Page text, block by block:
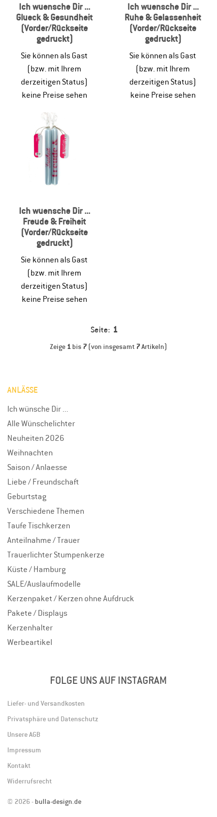
Ich wuensche Dir ...
Glueck & Gesundheit
(Vorder/Rückseite
gedruckt)
Sie können als Gast
(bzw. mit Ihrem
derzeitigen Status)
keine Preise sehen
Ich wuensche Dir ...
Ruhe & Gelassenheit
(Vorder/Rückseite
gedruckt)
Sie können als Gast
(bzw. mit Ihrem
derzeitigen Status)
keine Preise sehen
Ich wuensche Dir ...
Freude & Freiheit
(Vorder/Rückseite
gedruckt)
Sie können als Gast
(bzw. mit Ihrem
derzeitigen Status)
keine Preise sehen
Seite: 1
Zeige 1 bis 7 (von insgesamt 7Artikeln)
ANLÄSSE
Ich wünsche Dir ...
Alle Wünschelichter
Neuheiten 2026
Weihnachten
Saison / Anlaesse
Liebe / Freundschaft
Geburtstag
Verschiedene Themen
Taufe Tischkerzen
Anteilnahme / Trauer
Trauerlichter Stumpenkerze
Küste / Hamburg
SALE/Auslaufmodelle
Kerzenpaket / Kerzen ohne Aufdruck
Pakete / Displays
Kerzenhalter
Werbeartikel
FOLGE UNS AUF INSTAGRAM
Liefer- und Versandkosten
Privatsphäre und Datenschutz
Unsere AGB
Impressum
Kontakt
Widerrufsrecht
© 2026 - bulla-design.de